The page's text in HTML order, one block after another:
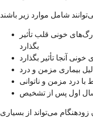
خونی قلب تأثیر
بگذارد
آنجا تأثیر بگذارد
بیماری مزمن و درد
درد مزمن و ناتوانی
اول پس از تشخیص
می‌تواند از بسیاری